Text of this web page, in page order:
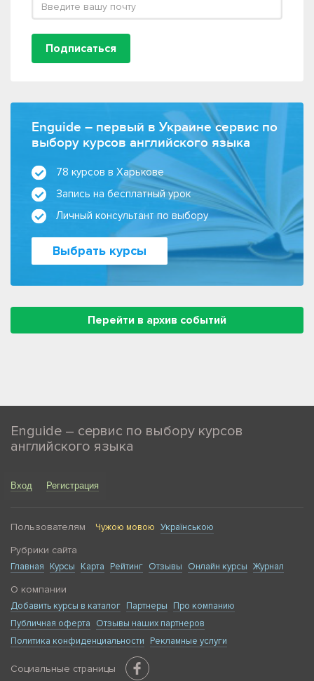
Подписаться
Enguide – первый в Украине сервис по
выбору курсов английского языка
78 курсов в Харькове
Запись на бесплатный урок
Личный консультант по выбору
Выбрать курсы
Перейти в архив событий
Enguide – сервис по выбору курсов
английского языка
Вход Регистрация
Пользователям Чужою мовою Українською
Рубрики сайта
Главная Курсы Карта Рейтинг Отзывы Онлайн курсы Журнал
О компании
Добавить курсы в каталог Партнеры
Про компанию
Публичная оферта
Отзывы наших партнеров
Политика конфиденциальности
Рекламные услуги
Социальные страницы